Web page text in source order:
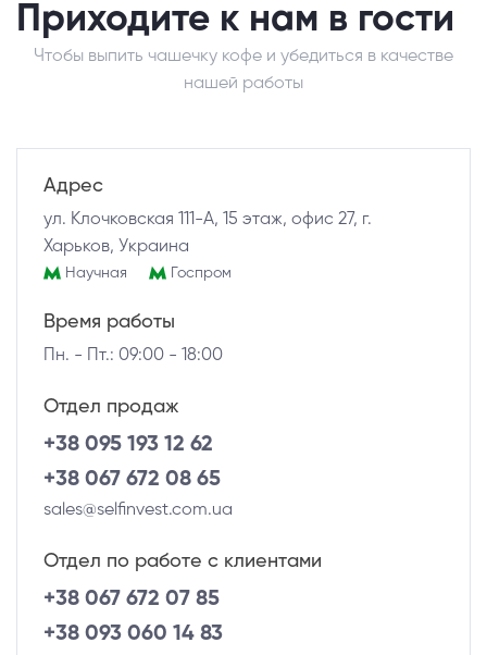
Приходите к нам в гости
Чтобы выпить чашечку кофе и убедиться в качестве
нашей работы
Адрес
ул. Клочковская 111-А, 15 этаж, офис 27, г.
Харьков, Украина
Научная Госпром
Время работы
Пн. - Пт.: 09:00 - 18:00
Отдел продаж
+38 095 193 12 62
+38 067 672 08 65
sales@selfinvest.com.ua
Отдел по работе с клиентами
+38 067 672 07 85
+38 093 060 14 83